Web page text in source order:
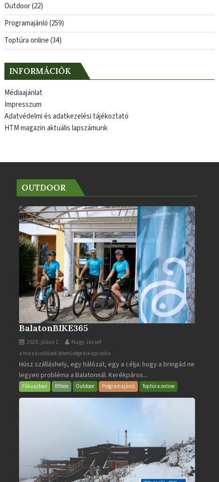
Outdoor(22)
Programajánló(259)
Toptúra online(34)
INFORMÁCIÓK
Médiaajánlat
Impresszum
Adatvédelmi és adatkezelési tájékoztató
HTM magazin aktuális lapszámunk
OUTDOOR
BalatonBIKE365
2026. július 1. Nagy József
BalatonBIKE365
bejegyzéshez
a hozzászólások lehetősége kikapcsolva
Húsz szálláshely, egy hálózat, egy a célja: hogy a bringád ne
legyen probléma a Balatonnál. Kerékpáros...
Fókuszban Itthon Outdoor Programajánló Toptúra online